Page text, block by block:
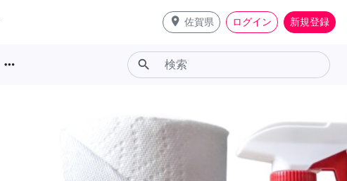
place 佐賀県 ログイン 新規登録
more_horiz search